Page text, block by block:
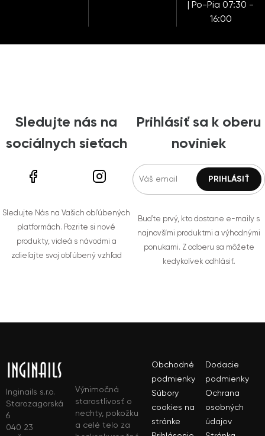
| Po-Pia 07:30 -
16:00
Sledujte nás na
sociálnych sieťach
Sledujte Nás na Vašich obľúbených
platformách. Pozrite si nové
produkty, videá s návodmi a
zdieľajte svoj obľúbený vzhľad
Prihlásiť sa k oberu
noviniek
Buďte prvý, kto dostane e-maily s
najnovšími produktmi a výhodnými
ponukami. Z odberu sa môžete
kedykoľvek odhlásiť.
Inginails s.r.o.
Starozagorská
6
040 23
Výnimočná
starostlivosť o
nechty, pokožku
a celé telo za
Obchodné
podmienky
Dodacie
podmienky
Súbory
cookies na
stránke
Ochrana
osobných
údajov